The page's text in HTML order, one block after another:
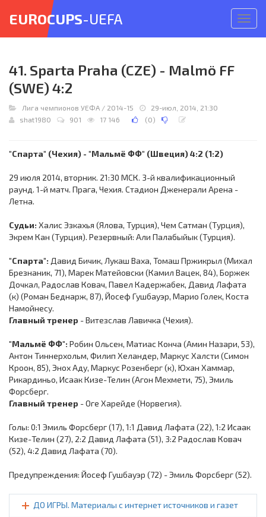
меню
EUROCUPS-UEFA
41. Sparta Praha (CZE) - Malmö FF
(SWE) 4:2
Лига чемпионов УЕФА / 2014-15
29-июл, 2014, 21:30
shat1980
901 17 146 (0)
"Спарта" (Чехия) - "Мальмё ФФ" (Швеция) 4:2 (1:2)
29 июля 2014, вторник. 21:30 МСК. 3-й квалификационный
раунд. 1-й матч. Прага, Чехия. Стадион Дженерали Арена -
Летна.
Судьи: Халис Эзкахья (Ялова, Турция), Чем Сатман (Турция),
Экрем Кан (Турция). Резервный: Али Палабыйык (Турция).
"Спарта": Давид Бичик, Лукаш Ваха, Томаш Пржикрыл (Михал
Брезнаник, 71), Марек Матейовски (Камил Вацек, 84), Боржек
Дочкал, Радослав Ковач, Павел Кадержабек, Давид Лафата
(к) (Роман Беднарж, 87), Йосеф Гушбауэр, Марио Голек, Коста
Намойнесу.
Главный тренер - Витезслав Лавичка (Чехия).
"Мальмё ФФ": Робин Ольсен, Матиас Конча (Амин Назари, 53),
Антон Тиннерхольм, Филип Хеландер, Маркус Халсти (Симон
Кроон, 85), Энох Аду, Маркус Розенберг (к), Юхан Хаммар,
Рикардиньо, Исаак Кизе-Телин (Агон Мехмети, 75), Эмиль
Форсберг.
Главный тренер - Оге Харейде (Норвегия).
Голы: 0:1 Эмиль Форсберг (17), 1:1 Давид Лафата (22), 1:2 Исаак
Кизе-Телин (27), 2:2 Давид Лафата (51), 3:2 Радослав Ковач
(52), 4:2 Давид Лафата (70).
Предупреждения: Йосеф Гушбауэр (72) - Эмиль Форсберг (52).
ДО ИГРЫ. Материалы с интернет источников и газет